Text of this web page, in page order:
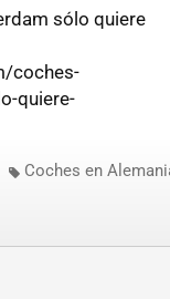
sólo quiere
coches-
quiere-
Coches en